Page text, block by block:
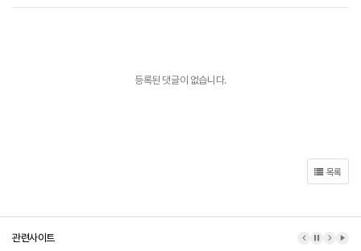
등록된 댓글이 없습니다.
목록
관련사이트 이전 배너
배너 정지
다음 배
배